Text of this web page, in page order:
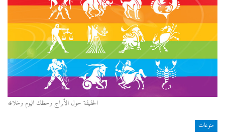
الحقيقة حول الأبراج وحظك اليوم وخلافه
منوعات